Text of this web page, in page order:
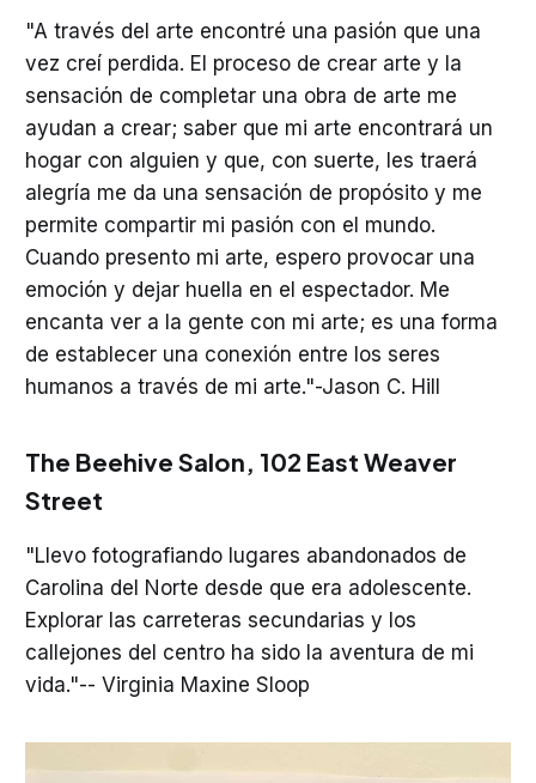
"A través del arte encontré una pasión que una
vez creí perdida. El proceso de crear arte y la
sensación de completar una obra de arte me
ayudan a crear; saber que mi arte encontrará un
hogar con alguien y que, con suerte, les traerá
alegría me da una sensación de propósito y me
permite compartir mi pasión con el mundo.
Cuando presento mi arte, espero provocar una
emoción y dejar huella en el espectador. Me
encanta ver a la gente con mi arte; es una forma
de establecer una conexión entre los seres
humanos a través de mi arte."-Jason C. Hill
The Beehive Salon, 102 East Weaver
Street
"Llevo fotografiando lugares abandonados de
Carolina del Norte desde que era adolescente.
Explorar las carreteras secundarias y los
callejones del centro ha sido la aventura de mi
vida."-- Virginia Maxine Sloop